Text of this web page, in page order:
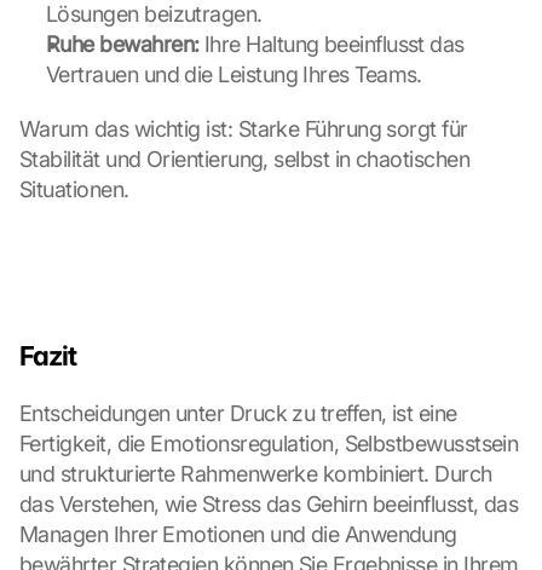
Lösungen beizutragen.
Ruhe bewahren: Ihre Haltung beeinflusst das
Vertrauen und die Leistung Ihres Teams.
Warum das wichtig ist: Starke Führung sorgt für
Stabilität und Orientierung, selbst in chaotischen
Situationen.
Fazit
Entscheidungen unter Druck zu treffen, ist eine
Fertigkeit, die Emotionsregulation, Selbstbewusstsein
und strukturierte Rahmenwerke kombiniert. Durch
das Verstehen, wie Stress das Gehirn beeinflusst, das
Managen Ihrer Emotionen und die Anwendung
bewährter Strategien können Sie Ergebnisse in Ihrem
u
n
o
k
i
t
.
G
o
o
g